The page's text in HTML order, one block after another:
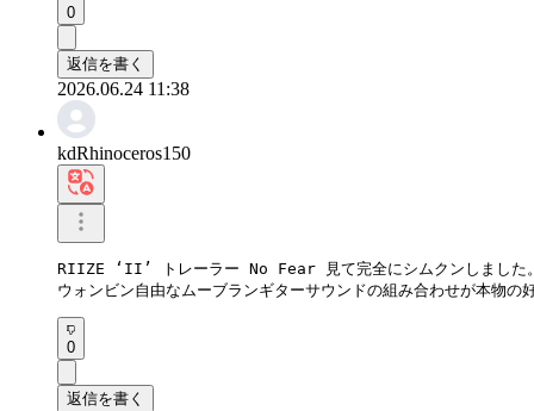
0
返信を書く
2026.06.24 11:38
kdRhinoceros150
RIIZE ‘II’ トレーラー No Fear 見て完全にシムクンしまし
ウォンビン自由なムーブランギターサウンドの組み合わせが本物の
0
返信を書く